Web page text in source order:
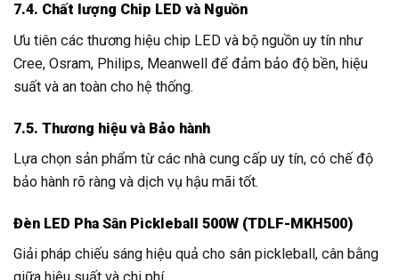
7.4. Chất lượng Chip LED và Nguồn
Ưu tiên các thương hiệu chip LED và bộ nguồn uy tín như
Cree, Osram, Philips, Meanwell để đảm bảo độ bền, hiệu
suất và an toàn cho hệ thống.
7.5. Thương hiệu và Bảo hành
Lựa chọn sản phẩm từ các nhà cung cấp uy tín, có chế độ
bảo hành rõ ràng và dịch vụ hậu mãi tốt.
Đèn LED Pha Sân Pickleball 500W (TDLF-MKH500)
Giải pháp chiếu sáng hiệu quả cho sân pickleball, cân bằng